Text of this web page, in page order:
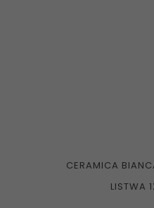
CERAMICA
LISTWA